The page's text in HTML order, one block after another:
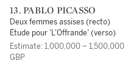
13. PABLO PICASSO
Deux femmes assises (recto)
Étude pour 'L'Offrande' (verso)
Estimate: 1,000,000 – 1,500,000
GBP